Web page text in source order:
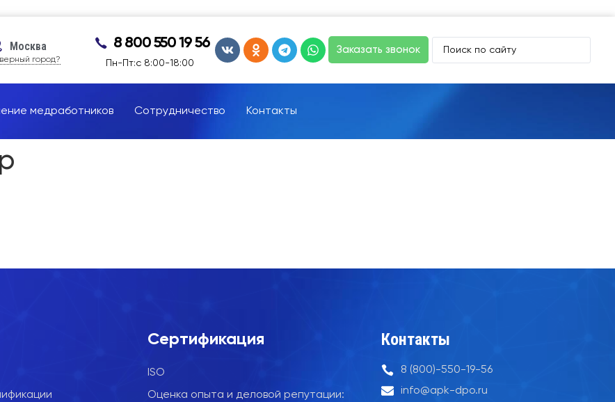
Москва
город?
8 800 550 19 56
Пн-Пт:с 8:00-18:00
Заказать звонок
медработников Сотрудничество Контакты
Сертификация
ISO
Оценка опыта и деловой репутации:
Контакты
8 (800)-550-19-56
info@apk-dpo.ru